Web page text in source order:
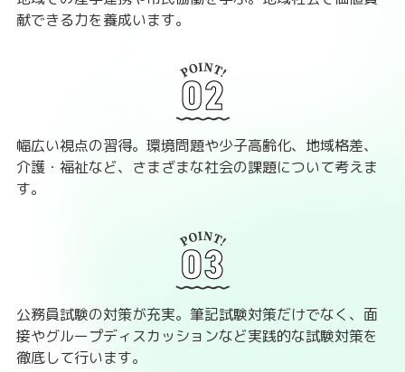
献できる力を養成います。
幅広い視点の習得。環境問題や少子高齢化、地域格差、
介護・福祉など、さまざまな社会の課題について考えま
す。
公務員試験の対策が充実。筆記試験対策だけでなく、面
接やグループディスカッションなど実践的な試験対策を
徹底して行います。